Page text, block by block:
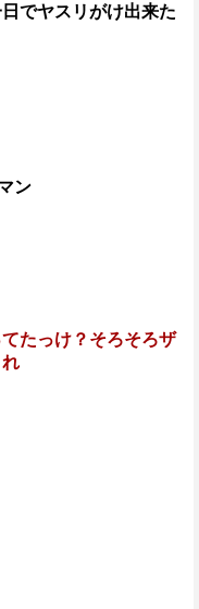
でヤスリがけ出来た
ン
たっけ？ そろそろザ